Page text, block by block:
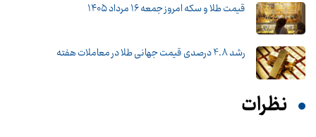
قیمت طلا و سکه امروز جمعه ۱۶ مرداد ۱۴۰۵
رشد 4.8 درصدی قیمت جهانی طلا در معاملات هفته
نظرات